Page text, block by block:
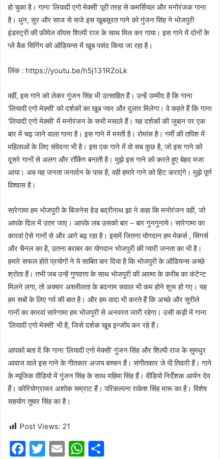
हो चुका है। गाना ‘लियादी एगो मेक्सी’ पूरी तरह से कमर्सियल और मनोरंजक गाना
है। धुन, सुर और साज से सजे इस खूबसूरत गाने को गुंजन सिंह ने भोजपुरी
इंडस्ट्री की फ़ीमेल वॉयस शिल्पी राज के साथ मिल कर गाया। इस गाने में दोनों के
प्ले बैक सिंगिंग को ऑडियन्स में खूब पसंद किया जा रहा है।
लिंक : https://youtu.be/h5j131RZoLk
वहीं, इस गाने को लेकर गुंजन सिंह भी उत्साहित हैं। उन्हें उम्मीद है कि गाना
‘लियादी एगो मेक्सी’ को दर्शकों का खूब प्यार और दुलार मिलेगा। वे कहते हैं कि गाना
‘लियादी एगो मेक्सी’ में मनोरंजन के सभी मसाले हैं। यह दर्शकों की जुबान पर एक
बार में चढ़ जाने वाला गाना है। इस गाने में मस्ती है। रोमांस है। गर्मी की तपिश में
महिलाओं के लिए संवेदना भी है। इस एक गाने में वो सब कुछ है, जो इस गाने को
दूसरे गानों से अलग और रॉकिंग बनाती है। मुझे इस गाने को करते हुए बेहद मजा
आया। अब यह जनता जनार्दन के पास है, वही हमारे गाने को हिट कराएंगे। मुझे पूर्ण
विश्वास है।
सारेगामा हम भोजपुरी के बिजनेस हेड बद्रीनाथ झा ने कहा कि मनोरंजन वही, जो
आपके दिल में उतर जाए। आपके लब उसको बार – बार गुनगुनाये। सारेगामा का
कारवां ऐसे गानों से और आगे बढ़ रहा है। इसमें जितना योगदान हम मेकर्स , सिंगर्स
और चैनल का है, उतना बराबर का योगदान भोजपुरी की प्यारी जनता का भी है।
हमारे सफल होते प्रयोगों ने ये साबित कर दिया है कि भोजपुरी के ऑडियन्स अच्छे
श्रोता हैं। तभी जब उन्हें गुणवत्ता के साथ भोजपुरी की आत्मा के करीब का कंटेन्ट
मिलने लगा, तो अक्सर अश्लीलता के बदनाम सवाल भी कम होने शुरू हो गए। यह
हम सबों के लिए गर्व की बात है। और हम वादा भी करते हैं कि अच्छे और सुरीले
गानों का कारवां सारेगामा हम भोजपुरी से अनवरत जारी रहेगा। उसी कड़ी में गाना
‘लियादी एगो मेक्सी’ भी है, जिसे दर्शक खूब इन्जॉय कर रहे हैं।
आपको बता दें कि गाना ‘लियादी एगो मेक्सी’ गुंजन सिंह और शिल्पी राज के सुमधुर
आवाज वाले इस गाने के गीतकार अजय बच्चन हैं। संगीतकार जे पी तिवारी हैं। गाने
के म्यूजिक वीडियो में गुंजन सिंह के साथ महिमा सिंह हैं। वीडियो निर्देशक आर्यन देव
हैं। कोरियोग्राफर अशोक सम्राट हैं। परिकल्पना राकेश सिंह मारू का है। विशेष
सहयोग तुषार सिंह का है।
Post Views: 21
F
T
E
W